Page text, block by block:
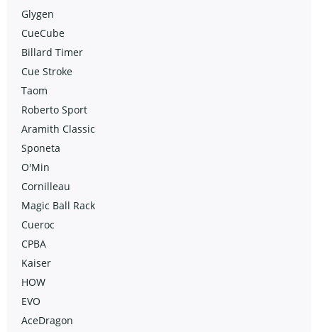
Glygen
CueCube
Billard Timer
Cue Stroke
Taom
Roberto Sport
Aramith Classic
Sponeta
O'Min
Cornilleau
Magic Ball Rack
Cueroc
CPBA
Kaiser
HOW
EVO
AceDragon